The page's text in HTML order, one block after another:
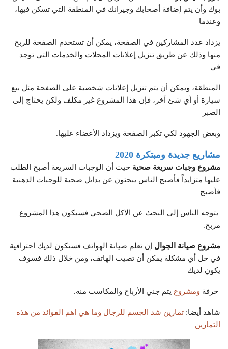
بوك وأن يتم إضافة أصحابك وجيرانك في المنطقة التي تسكن فيها،
وعندما
يزداد عدد المشاركين في الصفحة، يمكن أن تستخدم الصفحة للربح
منها وذلك عن طريق تنزيل إعلانات المحلات والخدمات التي توجد
في
المنطقة، ويمكن أن يتم تنزيل إعلانات شخصية على الصفحة مثل بيع
سيارة أو أي شئ آخر، فإن هذا المشروع غير مكلف ولكن يحتاج إلى
الصبر
وبعض الجهود لكي تكبر الصفحة ويزداد الأعضاء عليها.
مشاريع جديدة ومبتكرة 2020
مشروع وجبات سريعة صحية حيث أن الوجبات السريعة أصبح الطلب
عليها متزايداً فأصبح الناس يبحثون عن بدائل صحية للوجبات الدهنية
فأصبح
يتوجه الناس إلى البحث عن الاكل الصحي فسيكون هذا المشروع
مربح.
مشروع صيانة الجوال
إن تعلم صيانة الهواتف فستكون لديك احترافية
في حل أي مشكلة يمكن أن تصيب الهاتف، ومن خلال ذلك فسوف
يكون لديك
حرفة ومشروع يتم جني الأرباح والمكاسب منه.
شاهد أيضا: تمارين شد الجسم للرجال وما هي اهم الفوائد من هذه
التمارين